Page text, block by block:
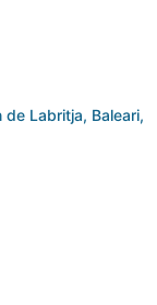
de Labritja, Baleari,